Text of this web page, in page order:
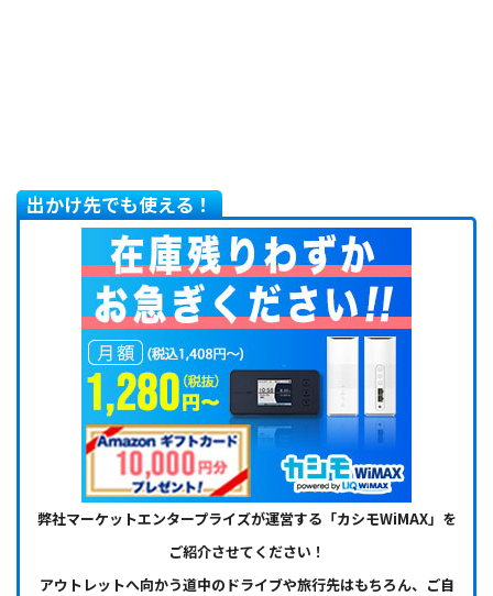
出かけ先でも使える！
弊社マーケットエンタープライズが運営する「カシモWiMAX」を
ご紹介させてください！
アウトレットへ向かう道中のドライブや旅行先はもちろん、ご自